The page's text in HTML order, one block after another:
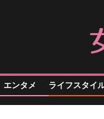
エンタメ ライフスタイ